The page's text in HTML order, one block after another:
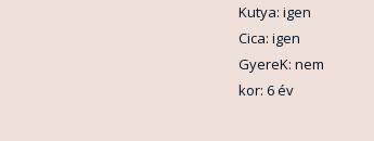
Kutya: igen
Cica: igen
GyereK: nem
kor: 6 év